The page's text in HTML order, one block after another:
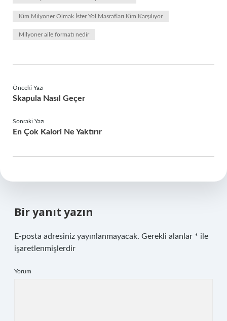
Kim Milyoner Olmak İster Yol Masrafları Kim Karşılıyor
Milyoner aile formatı nedir
Önceki Yazı
Skapula Nasıl Geçer
Sonraki Yazı
En Çok Kalori Ne Yaktırır
Bir yanıt yazın
E-posta adresiniz yayınlanmayacak. Gerekli alanlar * ile
işaretlenmişlerdir
Yorum